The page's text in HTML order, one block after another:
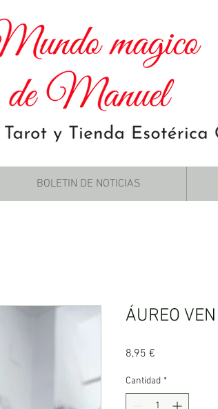
BOLETIN DE NOTICIAS
ÁUREO
8,95 €
Cantidad *